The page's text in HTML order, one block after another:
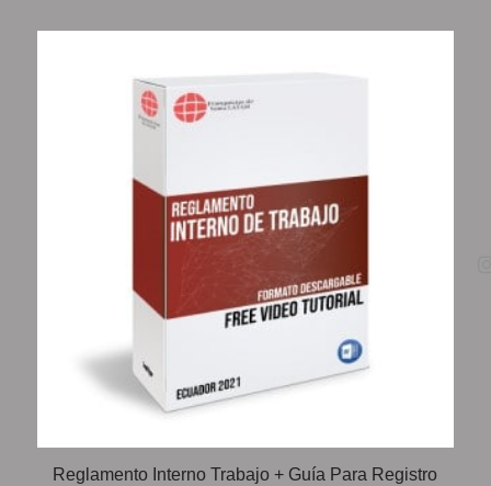
Reglamento Interno Trabajo + Guía Para Registro